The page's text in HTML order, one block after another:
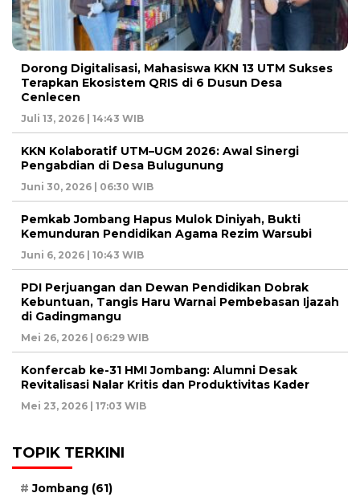
Dorong Digitalisasi, Mahasiswa KKN 13 UTM Sukses
Terapkan Ekosistem QRIS di 6 Dusun Desa
Cenlecen
Juli 13, 2026 | 14:43 WIB
KKN Kolaboratif UTM–UGM 2026: Awal Sinergi
Pengabdian di Desa Bulugunung
Juni 30, 2026 | 06:30 WIB
Pemkab Jombang Hapus Mulok Diniyah, Bukti
Kemunduran Pendidikan Agama Rezim Warsubi
Juni 6, 2026 | 10:43 WIB
PDI Perjuangan dan Dewan Pendidikan Dobrak
Kebuntuan, Tangis Haru Warnai Pembebasan Ijazah
di Gadingmangu
Mei 26, 2026 | 06:29 WIB
Konfercab ke-31 HMI Jombang: Alumni Desak
Revitalisasi Nalar Kritis dan Produktivitas Kader
Mei 23, 2026 | 17:03 WIB
TOPIK TERKINI
Jombang (61)